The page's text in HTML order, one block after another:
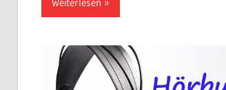
Weiterlesen